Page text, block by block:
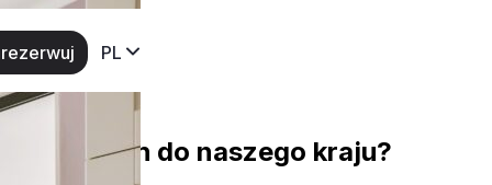
PL
ich do naszego kraju?